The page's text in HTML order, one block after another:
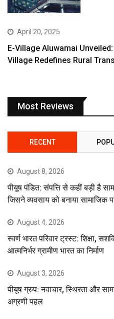
April 20, 2025
E-Village Aluwamai
Village Redefines Rural
Most Reviews
RECENT
August 8, 2026
पीयूष पंडित: संपत्ति से कहीं बड़ी है
जिसने व्यवसाय को बनाया सामाजिक
August 4, 2026
स्वर्ण भारत परिवार ट्रस्ट: शिक्षा,
आत्मनिर्भर ग्रामीण भारत का निर्माण
August 3, 2026
पीयूष ग्रुप: नवाचार, स्थिरता और
अग्रणी पहल